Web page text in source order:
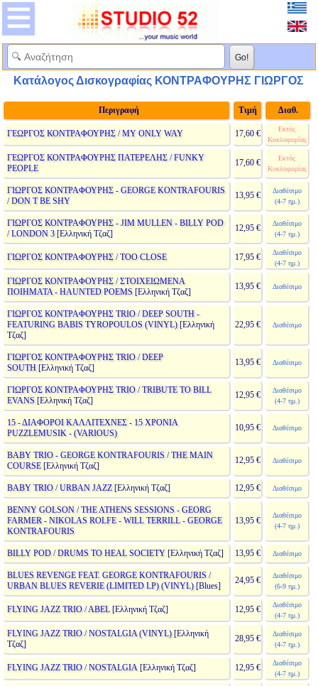
Κατάλογος Δισκογραφίας ΚΟΝΤΡΑΦΟΥΡΗΣ ΓΙΩΡΓΟΣ
Περιγραφή Τιμή Διαθ.
ΓΕΩΡΓΟΣ ΚΟΝΤΡΑΦΟΥΡΗΣ / MY ONLY WAY 17,60 €
Εκτός
Κυκλοφορίας
ΓΕΩΡΓΟΣ ΚΟΝΤΡΑΦΟΥΡΗΣ ΠΑΤΕΡΕΛΗΣ / FUNKY
PEOPLE
17,60 €
Εκτός
Κυκλοφορίας
ΓΙΩΡΓΟΣ ΚΟΝΤΡΑΦΟΥΡΗΣ - GEORGE KONTRAFOURIS
/ DON T BE SHY
13,95 €
Διαθέσιμο
(4-7 ημ.)
ΓΙΩΡΓΟΣ ΚΟΝΤΡΑΦΟΥΡΗΣ - JIM MULLEN - BILLY POD
/ LONDON 3[Ελληνική Τζαζ]
12,95 €
Διαθέσιμο
(4-7 ημ.)
ΓΙΩΡΓΟΣ ΚΟΝΤΡΑΦΟΥΡΗΣ / TOO CLOSE 17,95 €
Διαθέσιμο
(4-7 ημ.)
ΓΙΩΡΓΟΣ ΚΟΝΤΡΑΦΟΥΡΗΣ / ΣΤΟΙΧΕΙΩΜΕΝΑ
ΠΟΙΗΜΑΤΑ - HAUNTED POEMS[Ελληνική Τζαζ]
13,95 € Διαθέσιμο
ΓΙΩΡΓΟΣ ΚΟΝΤΡΑΦΟΥΡΗΣ TRIO / DEEP SOUTH -
FEATURING BABIS TYROPOULOS (VINYL)[Ελληνική
Τζαζ]
22,95 € Διαθέσιμο
ΓΙΩΡΓΟΣ ΚΟΝΤΡΑΦΟΥΡΗΣ TRIO / DEEP
SOUTH [Ελληνική Τζαζ]
13,95 € Διαθέσιμο
ΓΙΩΡΓΟΣ ΚΟΝΤΡΑΦΟΥΡΗΣ TRIO / TRIBUTE TO BILL
EVANS[Ελληνική Τζαζ]
12,95 €
Διαθέσιμο
(4-7 ημ.)
15 - ΔΙΑΦΟΡΟΙ ΚΑΛΛΙΤΕΧΝΕΣ - 15 ΧΡΟΝΙΑ
PUZZLEMUSIK - (VARIOUS)
10,95 € Διαθέσιμο
BABY TRIO - GEORGE KONTRAFOURIS / THE MAIN
COURSE [Ελληνική Τζαζ]
12,95 € Διαθέσιμο
BABY TRIO / URBAN JAZZ[Ελληνική Τζαζ] 12,95 € Διαθέσιμο
BENNY GOLSON / THE ATHENS SESSIONS - GEORG
FARMER - NIKOLAS ROLFE - WILL TERRILL - GEORGE
KONTRAFOURIS
13,95 €
Διαθέσιμο
(4-7 ημ.)
BILLY POD / DRUMS TO HEAL SOCIETY [Ελληνική Τζαζ] 13,95 € Διαθέσιμο
BLUES REVENGE FEAT. GEORGE KONTRAFOURIS /
URBAN BLUES REVERIE (LIMITED LP) (VINYL)[Blues]
24,95 €
Διαθέσιμο
(6-9 ημ.)
FLYING JAZZ TRIO / ABEL [Ελληνική Τζαζ] 12,95 €
Διαθέσιμο
(4-7 ημ.)
FLYING JAZZ TRIO / NOSTALGIA (VINYL)[Ελληνική
Τζαζ]
28,95 €
Διαθέσιμο
(4-7 ημ.)
FLYING JAZZ TRIO / NOSTALGIA [Ελληνική Τζαζ] 12,95 €
Διαθέσιμο
(4-7 ημ.)